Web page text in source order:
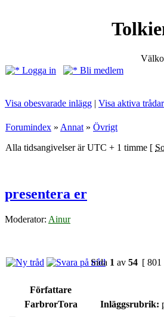
Logga in
Bli medlem
Visa obesvarade inlägg | Visa aktiva trådar
Forumindex » Annat » Övrigt
Alla tidsangivelser är UTC + 1 timme [
presentera er
Moderator: Ainur
Sida 1 av 54 [ 801
Författare
FarbrorTora
Inläggsrubrik: